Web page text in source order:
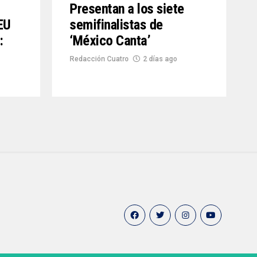
Presentan a los siete
semifinalistas de
‘México Canta’
Redacción Cuatro 2 días ago